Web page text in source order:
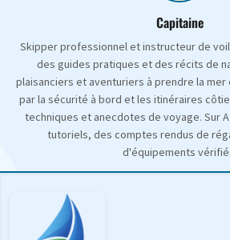
Capitaine
Skipper professionnel et instructeur de
des guides pratiques et des récits de
plaisanciers et aventuriers à prendre la mer
par la sécurité à bord et les itinéraires
techniques et anecdotes de voyage. Sur
tutoriels, des comptes rendus de
d'équipements